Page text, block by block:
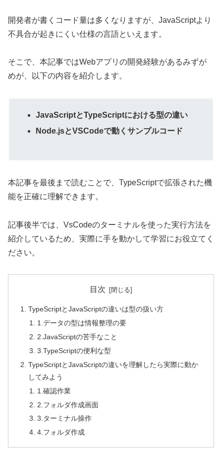
開発者が書くコード量は多くなりますが、JavaScriptより
不具合が起きにくい仕様の言語といえます。
そこで、本記事ではWebアプリの開発経験があるみずが
めが、以下の内容を紹介します。
JavaScriptとTypeScriptにおける型の違い
Node.jsとVSCodeで動くサンプルコード
本記事を最後まで読むことで、TypeScriptで拡張された機
能を正確に理解できます。
記事後半では、VsCodeのターミナルを使った実行方法を
紹介しているため、実際に手を動かして学習にお役立てく
ださい。
目次
TypeScriptとJavaScriptの違いは型の扱い方
1.データの型は情報整理の要
2.JavaScriptの苦手なこと
3.TypeScriptの便利な型
TypeScriptとJavaScriptの違いを理解したら実際に動か
してみよう
1.確認作業
2.フォルダ作成画面
3.ターミナル操作
4.フォルダ作成